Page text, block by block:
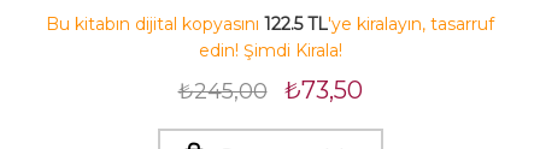
Bu kitabın dijital kopyasını 122.5 TL'ye kiralayın, tasarruf
edin! Şimdi Kirala!
₺245,00 ₺73,50